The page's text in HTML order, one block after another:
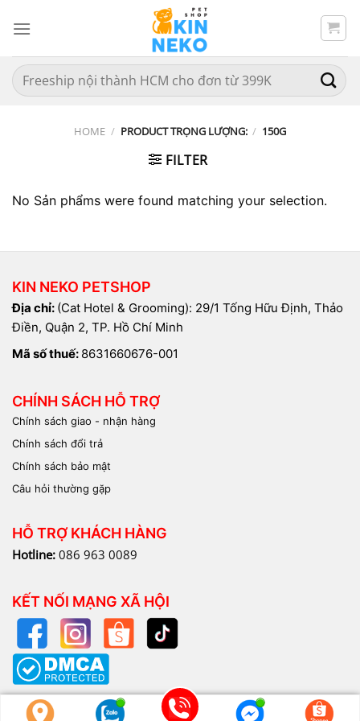
đến
dung
Search
for:
HOME / PRODUCT TRỌNG LƯỢNG: / 150G
FILTER
No Sản phẩms were found matching your selection.
KIN NEKO PETSHOP
Địa chỉ: (Cat Hotel & Grooming): 29/1 Tống Hữu Định, Thảo
Điền, Quận 2, TP. Hồ Chí Minh
Mã số thuế: 8631660676-001
CHÍNH SÁCH HỖ TRỢ
Chính sách giao - nhận hàng
Chính sách đổi trả
Chính sách bảo mật
Câu hỏi thường gặp
HỖ TRỢ KHÁCH HÀNG
Hotline: 086 963 0089
KẾT NỐI MẠNG XÃ HỘI